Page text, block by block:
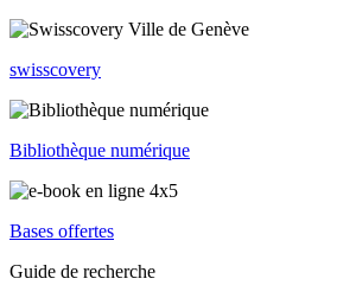
swisscovery
Bibliothèque numérique
Bases offertes
Guide de recherche